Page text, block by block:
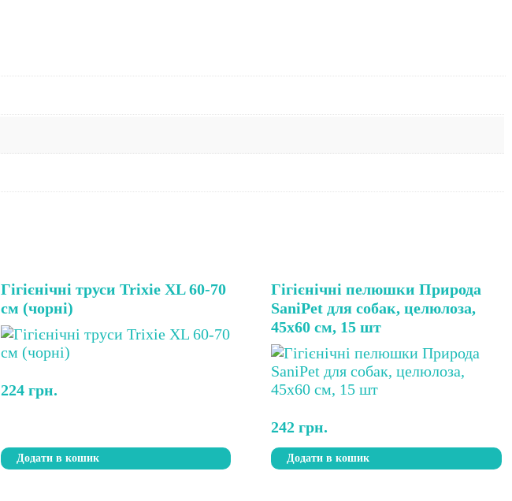
Гігієнічні труси Trixie XL 60-70
см (чорні)
224 грн.
Додати в кошик
Гігієнічні пелюшки Природа
SaniPet для собак, целюлоза,
45х60 см, 15 шт
242 грн.
Додати в кошик